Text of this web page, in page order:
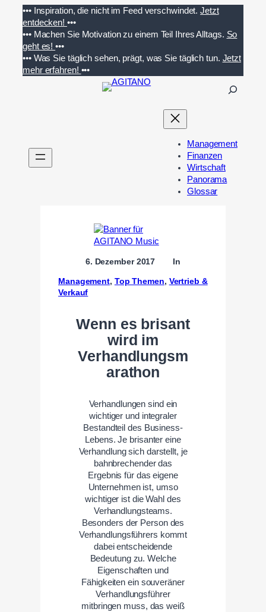
Inhalt
springen
••• Inspiration, die nicht im Feed verschwindet. Jetzt
entdecken! •••
••• Machen Sie Motivation zu einem Teil Ihres Alltags. So
geht es!•••
••• Was Sie täglich sehen, prägt, was Sie täglich tun. Jetzt
mehr erfahren! •••
n
Management
Finanzen
Wirtschaft
Panorama
Glossar
6. Dezember 2017 In
Management, Top Themen, Vertrieb &
Verkauf
Wenn es brisant
wird im
Verhandlungsm
arathon
Verhandlungen sind ein
wichtiger und integraler
Bestandteil des Business-
Lebens. Je brisanter eine
Verhandlung sich darstellt, je
bahnbrechender das
Ergebnis für das eigene
Unternehmen ist, umso
wichtiger ist die Wahl des
Verhandlungsteams.
Besonders der Person des
Verhandlungsführers kommt
dabei entscheidende
Bedeutung zu. Welche
Eigenschaften und
Fähigkeiten ein souveräner
Verhandlungsführer
mitbringen muss, das weiß